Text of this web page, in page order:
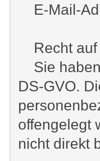
E-Mail-
Recht auf
Sie haben
DS-GVO.
offengelegt
nicht direkt